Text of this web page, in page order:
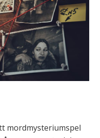
mordmysteriumspel